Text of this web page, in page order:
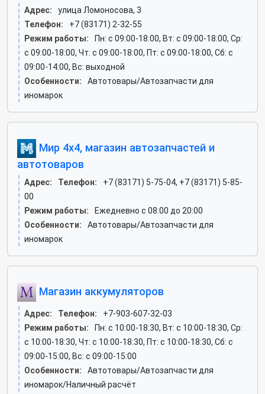
Адрес:
улица Ломоносова, 3
Телефон:
+7 (83171) 2-32-55
Режим работы:
Пн: c 09:00-18:00, Вт: c 09:00-18:00, Ср:
c 09:00-18:00, Чт: c 09:00-18:00, Пт: c 09:00-18:00, Сб: c
09:00-14:00, Вс: выходной
Особенности:
Автотовары/Автозапчасти для
иномарок
Мир 4x4, магазин автозапчастей и
автотоваров
Адрес: Телефон:
+7 (83171) 5-75-04, +7 (83171) 5-85-
00
Режим работы:
Ежедневно с 08:00 до 20:00
Особенности:
Автотовары/Автозапчасти для
иномарок
Магазин аккумуляторов
Адрес: Телефон:
+7-903-607-32-03
Режим работы:
Пн: c 10:00-18:30, Вт: c 10:00-18:30, Ср:
c 10:00-18:30, Чт: c 10:00-18:30, Пт: c 10:00-18:30, Сб: c
09:00-15:00, Вс: c 09:00-15:00
Особенности:
Автотовары/Автозапчасти для
иномарок/Наличный расчёт